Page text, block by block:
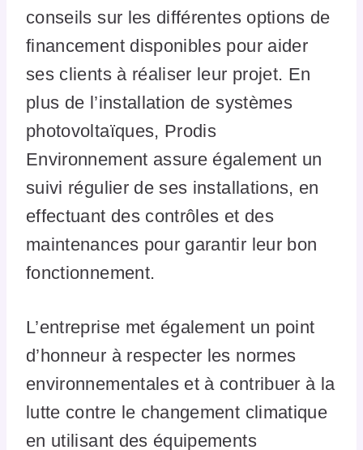
conseils sur les différentes options de
financement disponibles pour aider
ses clients à réaliser leur projet. En
plus de l’installation de systèmes
photovoltaïques, Prodis
Environnement assure également un
suivi régulier de ses installations, en
effectuant des contrôles et des
maintenances pour garantir leur bon
fonctionnement.
L’entreprise met également un point
d’honneur à respecter les normes
environnementales et à contribuer à la
lutte contre le changement climatique
en utilisant des équipements